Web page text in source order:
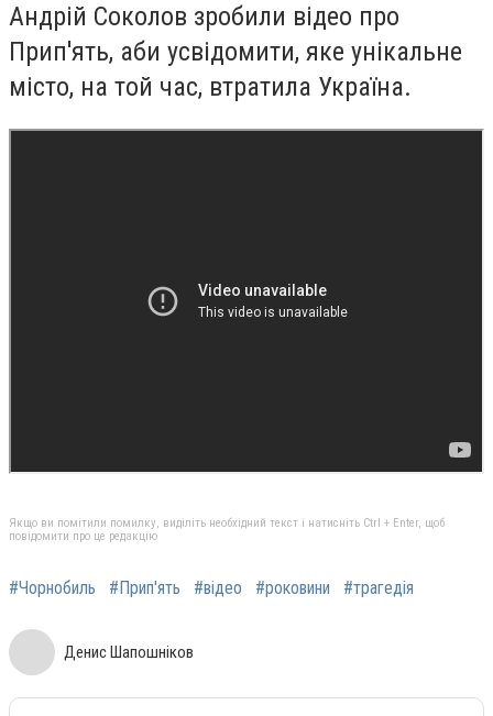
Андрій Соколов зробили відео про
Прип'ять, аби усвідомити, яке унікальне
місто, на той час, втратила Україна.
Якщо ви помітили помилку, виділіть необхідний текст і натисніть Ctrl + Enter, щоб
повідомити про це редакцію
#Чорнобиль #Прип'ять #відео #роковини #трагедія
Денис Шапошніков